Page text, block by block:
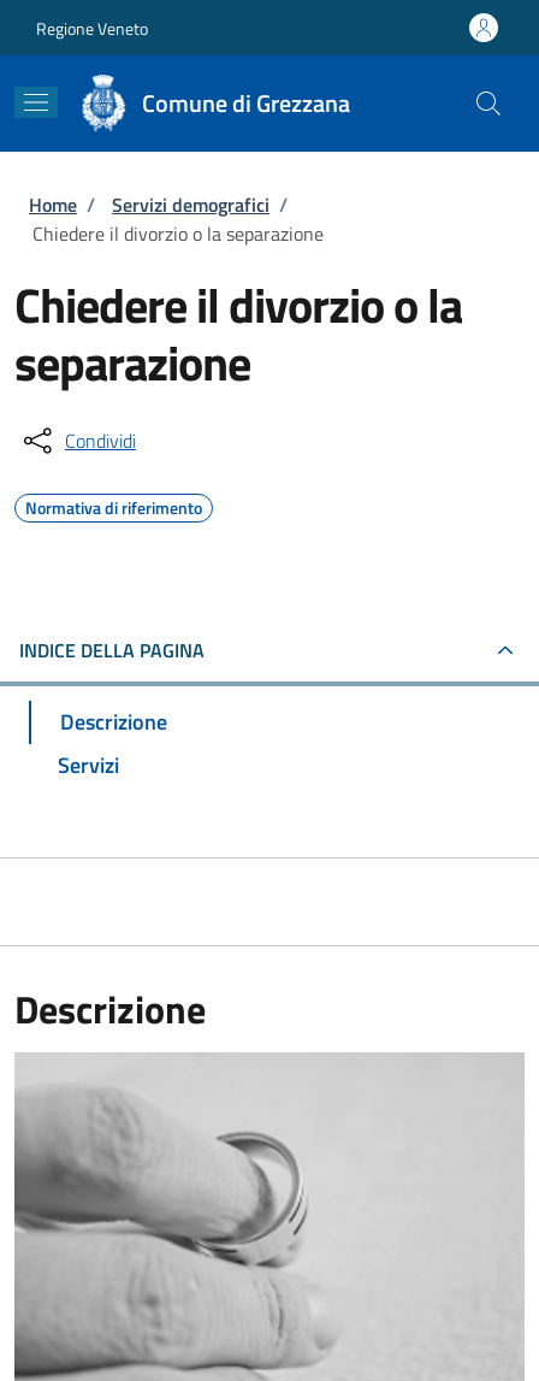
Regione Veneto
Comune di Grezzana
Briciole di pane
Home / Servizi demografici /
Chiedere il divorzio o la separazione
Chiedere il divorzio o la
separazione
Condividi
Normativa di riferimento
INDICE DELLA PAGINA
Descrizione
Servizi
Descrizione